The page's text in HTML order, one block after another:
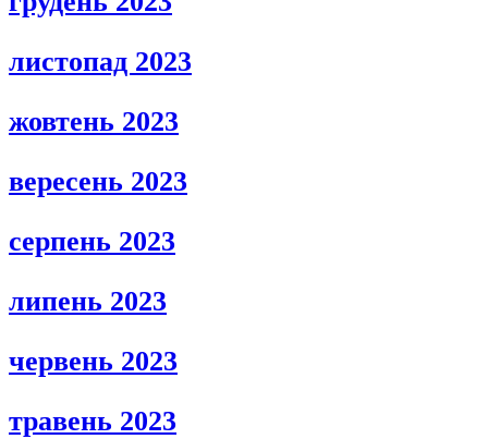
листопад 2023
жовтень 2023
вересень 2023
серпень 2023
липень 2023
червень 2023
травень 2023